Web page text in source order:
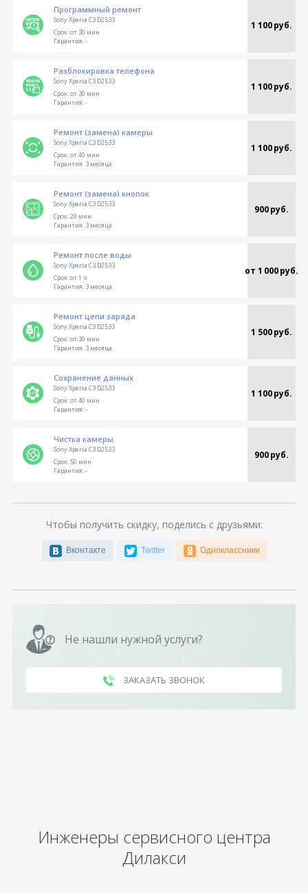
Программный ремонт
Sony Xperia C3 D2533 1 100 руб.
Срок:от 30 мин
Гарантия:-
Разблокировка телефона
Sony Xperia C3 D2533 1 100 руб.
Срок:от 30 мин
Гарантия:-
Ремонт (замена) камеры
Sony Xperia C3 D2533 1 100 руб.
Срок:от 40 мин
Гарантия:3 месяца
Ремонт (замена) кнопок
Sony Xperia C3 D2533 900 руб.
Срок:20 мин
Гарантия:3 месяца
Ремонт после воды
Sony Xperia C3 D2533 от 1 000 руб.
Срок:от 1 ч
Гарантия:3 месяца
Ремонт цепи заряда
Sony Xperia C3 D2533 1 500 руб.
Срок:от 30 мин
Гарантия:3 месяца
Сохранение данных
Sony Xperia C3 D2533 1 100 руб.
Срок:от 40 мин
Гарантия:-
Чистка камеры
Sony Xperia C3 D2533 900 руб.
Срок:50 мин
Гарантия:-
Чтобы получить скидку, поделись с друзьями:
Вконтакте Twitter Одноклассники
Не нашли нужной услуги?
ЗАКАЗАТЬ ЗВОНОК
Инженеры сервисного центра
Дилакси